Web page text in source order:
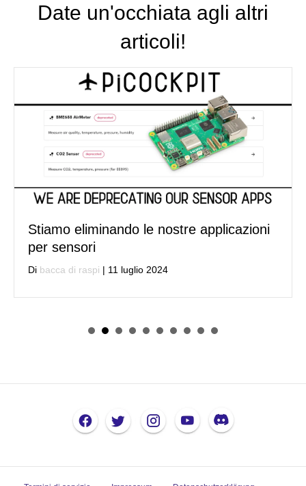
Date un'occhiata agli altri
articoli!
Stiamo eliminando le nostre applicazioni
per sensori
Di bacca di raspi | 11 luglio 2024